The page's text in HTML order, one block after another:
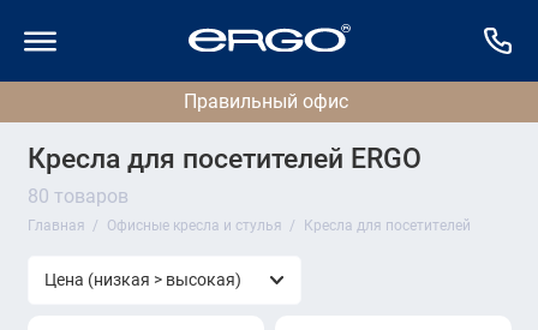
Кресла для посетителей ERGO
80 товаров
Главная Офисные кресла и стулья Кресла для посетителей